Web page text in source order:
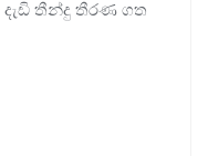
තීන්දු තීරණ ගත